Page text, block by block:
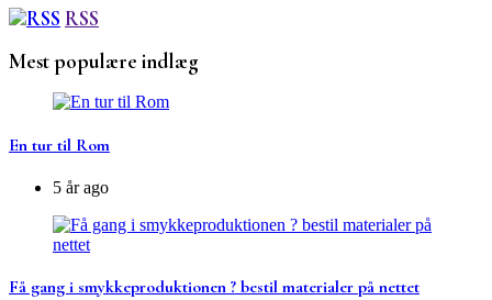
RSS
Mest populære indlæg
En tur til Rom
5 år ago
Få gang i smykkeproduktionen ? bestil materialer på nettet